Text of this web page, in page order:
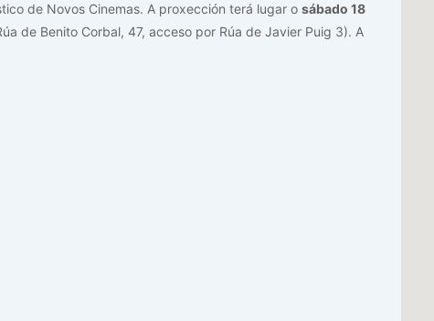
de Novos Cinemas. A proxección terá lugar o sábado 18
de Benito Corbal, 47, acceso por Rúa de Javier Puig 3). A